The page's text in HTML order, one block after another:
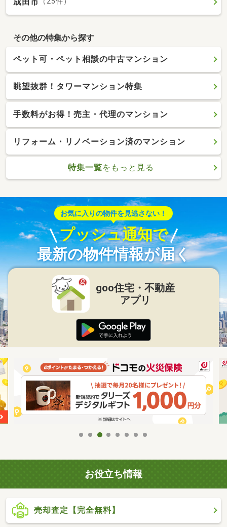
その他の特集から探す
ペット可・ペット相談の中古マンション
眺望抜群！タワーマンション特集
手数料がお得！売主・代理のマンション
リフォーム・リノベーション済のマンション
特集一覧をもっと見る
お気に入りの物件を見逃さない！
プッシュ通知で
最新の物件情報が届く
goo住宅・不動産
アプリ
お役立ち情報
売却査定【完全無料】